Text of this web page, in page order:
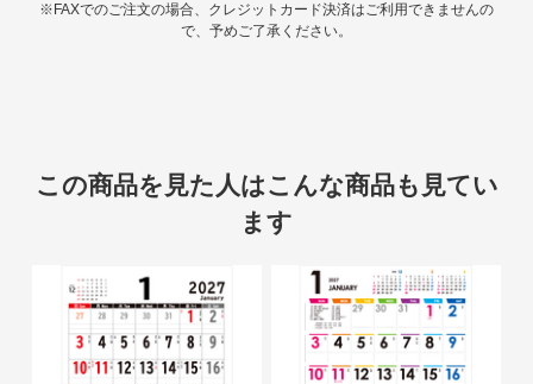
※FAXでのご注文の場合、クレジットカード決済はご利用できませんの
で、予めご了承ください。
この商品を見た人はこんな商品も見てい
ます